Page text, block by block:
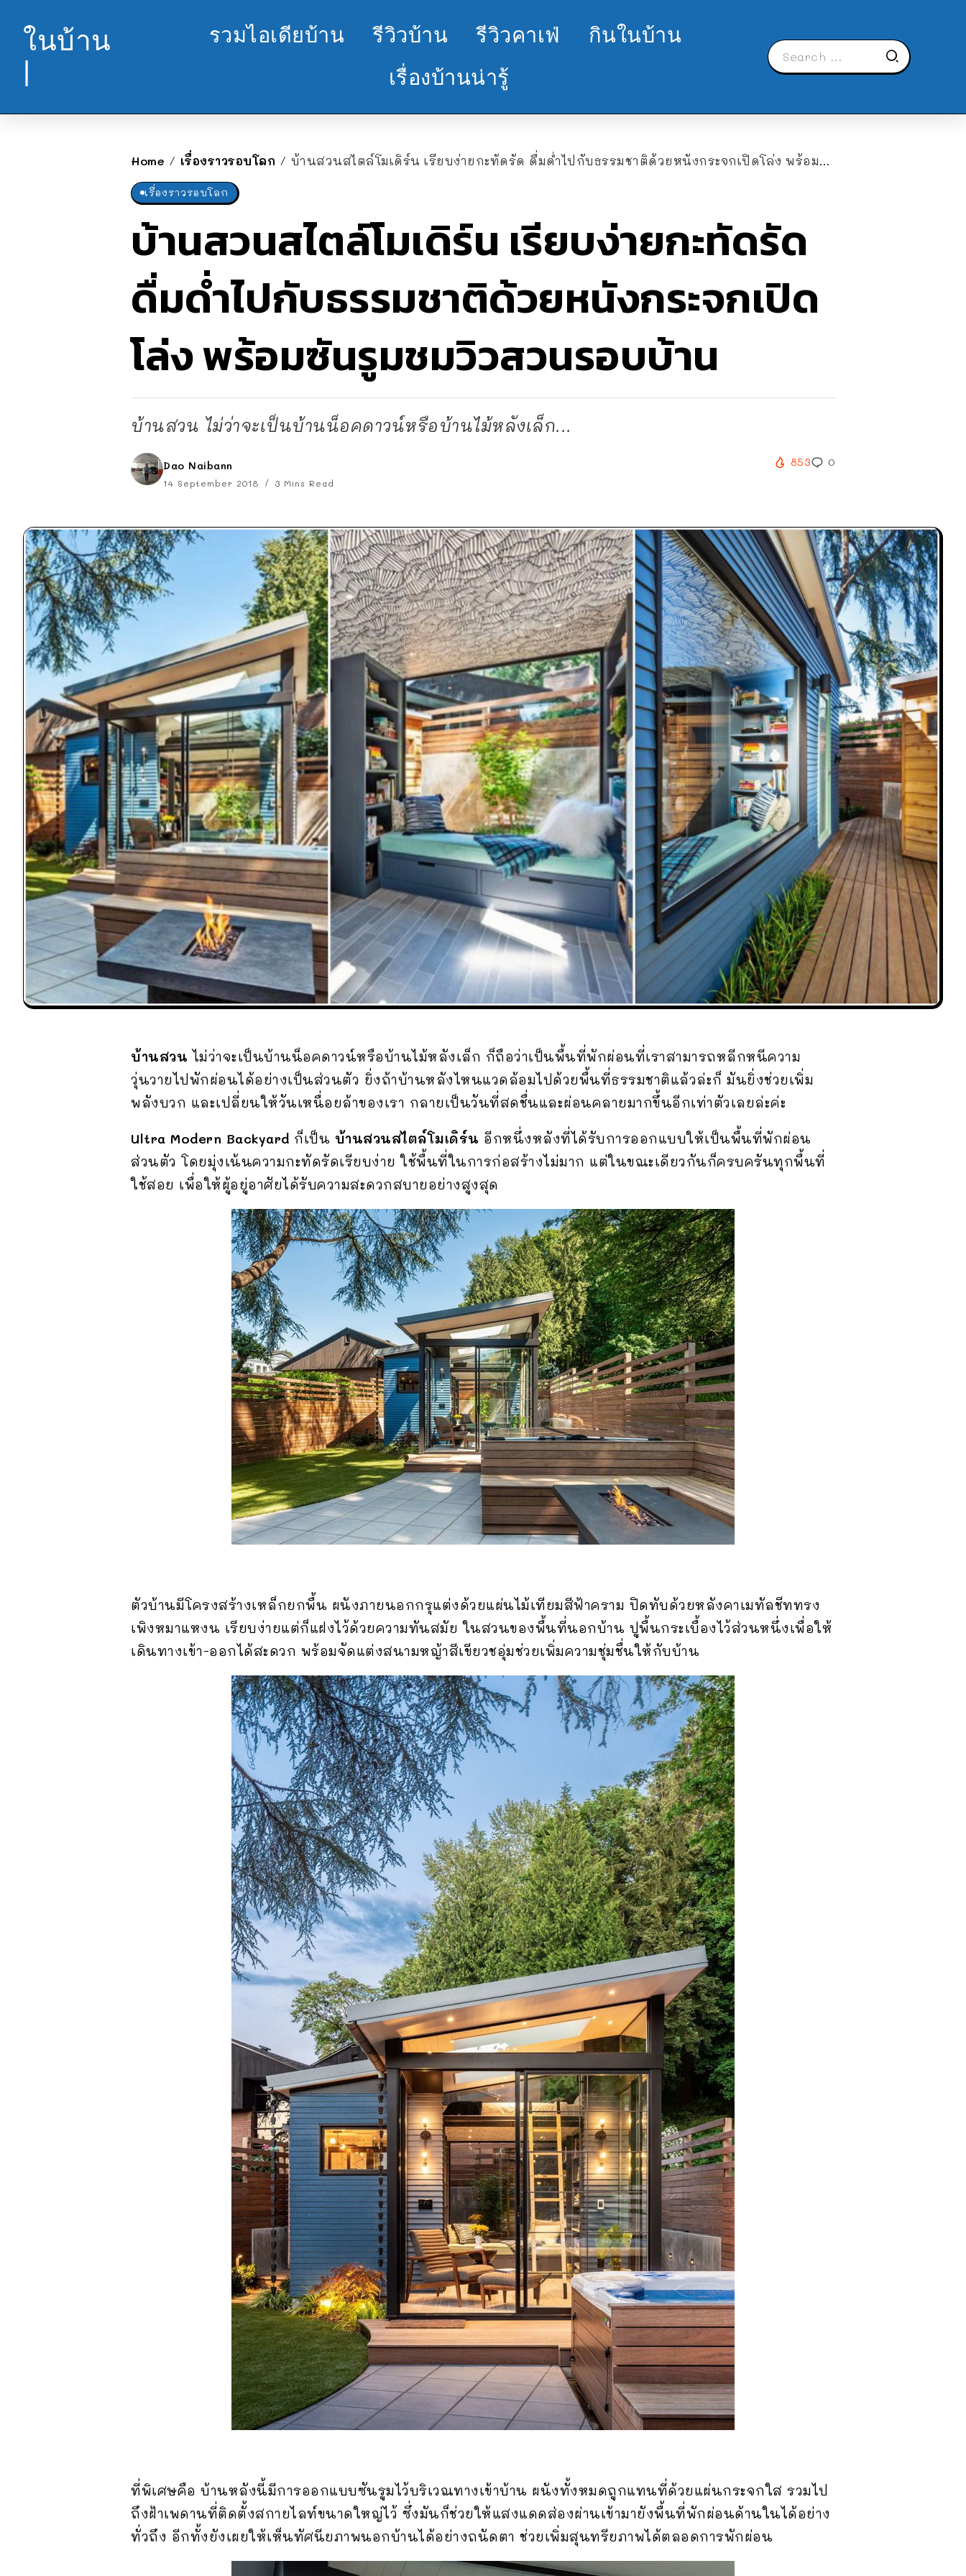
ในบ้าน
|
รวมไอเดียบ้าน รีวิวบ้าน รีวิวคาเฟ่
กินในบ้าน
เรื่องบ้านน่ารู้
Home / เรื่องราวรอบโลก / บ้านสวนสไตล์โมเดิร์น เรียบง่ายกะทัดรัด ดื่มด่ำไปกับธรรมชาติด้วยหนังกระจกเปิดโล่ง พร้อมซันรูมชมวิวสวนรอบบ้าน
เรื่องราวรอบโลก
บ้านสวนสไตล์โมเดิร์น เรียบง่ายกะทัดรัด
ดื่มด่ำไปกับธรรมชาติด้วยหนังกระจกเปิด
โล่ง พร้อมซันรูมชมวิวสวนรอบบ้าน
บ้านสวน ไม่ว่าจะเป็นบ้านน็อคดาวน์หรือบ้านไม้หลังเล็ก...
Dao Naibann
14 September 2018 3 Mins Read
853 0
บ้านสวน ไม่ว่าจะเป็นบ้านน็อคดาวน์หรือบ้านไม้หลังเล็ก ก็ถือว่าเป็นพื้นที่พักผ่อนที่เราสามารถหลีกหนีความ
วุ่นวายไปพักผ่อนได้อย่างเป็นส่วนตัว ยิ่งถ้าบ้านหลังไหนแวดล้อมไปด้วยพื้นที่ธรรมชาติแล้วล่ะก็ มันยิ่งช่วยเพิ่ม
พลังบวก และเปลี่ยนให้วันเหนื่อยล้าของเรา กลายเป็นวันที่สดชื่นและผ่อนคลายมากขึ้นอีกเท่าตัวเลยล่ะค่ะ
Ultra Modern Backyard ก็เป็น บ้านสวนสไตล์โมเดิร์น อีกหนึ่งหลังที่ได้รับการออกแบบให้เป็นพื้นที่พักผ่อน
ส่วนตัว โดยมุ่งเน้นความกะทัดรัดเรียบง่าย ใช้พื้นที่ในการก่อสร้างไม่มาก แต่ในขณะเดียวกันก็ครบครันทุกพื้นที่
ใช้สอย เพื่อให้ผู้อยู่อาศัยได้รับความสะดวกสบายอย่างสูงสุด
ตัวบ้านมีโครงสร้างเหล็กยกพื้น ผนังภายนอกกรุแต่งด้วยแผ่นไม้เทียมสีฟ้าคราม ปิดทับด้วยหลังคาเมทัลชีททรง
เพิงหมาแหงน เรียบง่ายแต่ก็แฝงไว้ด้วยความทันสมัย ในสวนของพื้นที่นอกบ้าน ปูพื้นกระเบื้องไว้ส่วนหนึ่งเพื่อให้
เดินทางเข้า-ออกได้สะดวก พร้อมจัดแต่งสนามหญ้าสีเขียวชอุ่มช่วยเพิ่มความชุ่มชื่นให้กับบ้าน
ที่พิเศษคือ บ้านหลังนี้มีการออกแบบซันรูมไว้บริเวณทางเข้าบ้าน ผนังทั้งหมดถูกแทนที่ด้วยแผ่นกระจกใส รวมไป
ถึงฝ้าเพดานที่ติดตั้งสกายไลท์ขนาดใหญ่ไว้ ซึ่งมันก็ช่วยให้แสงแดดส่องผ่านเข้ามายังพื้นที่พักผ่อนด้านในได้อย่าง
ทั่วถึง อีกทั้งยังเผยให้เห็นทัศนียภาพนอกบ้านได้อย่างถนัดตา ช่วยเพิ่มสุนทรียภาพได้ตลอดการพักผ่อน